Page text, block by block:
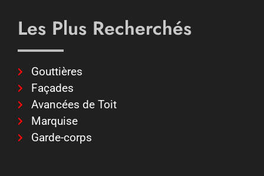
Les Plus Recherchés
Gouttières
Façades
Avancées de Toit
Marquise
Garde-corps